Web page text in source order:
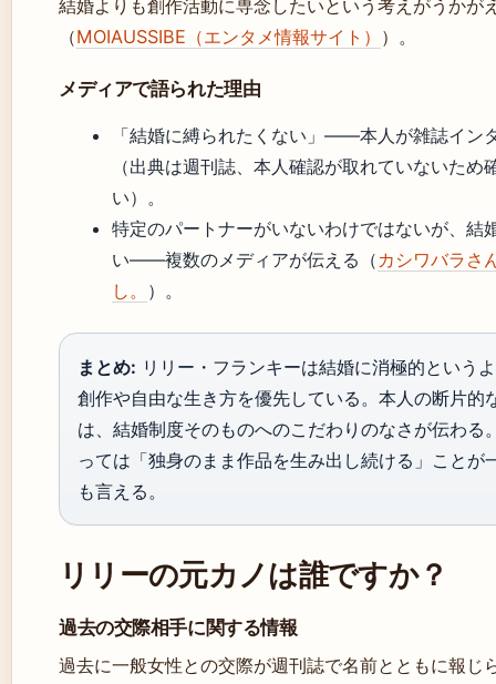
結婚よりも創作活動に専念したいという考えがうかが
（MOIAUSSIBE（エンタメ情報サイト） ）。
メディアで語られた理由
「結婚に縛られたくない」——本人が雑誌イン
（出典は週刊誌、本人確認が取れていないため
い）。
特定のパートナーがいないわけではないが、結
い——複数のメディアが伝える（ カシワバラさ
し。 ）。
まとめ: リリー・フランキーは結婚に消極的という
創作や自由な生き方を優先している。本人の断片的
は、結婚制度そのものへのこだわりのなさが伝わる
っては「独身のまま作品を生み出し続ける」ことが
も言える。
リリーの元カノは誰ですか？
過去の交際相手に関する情報
過去に一般女性との交際が週刊誌で名前とともに報じ